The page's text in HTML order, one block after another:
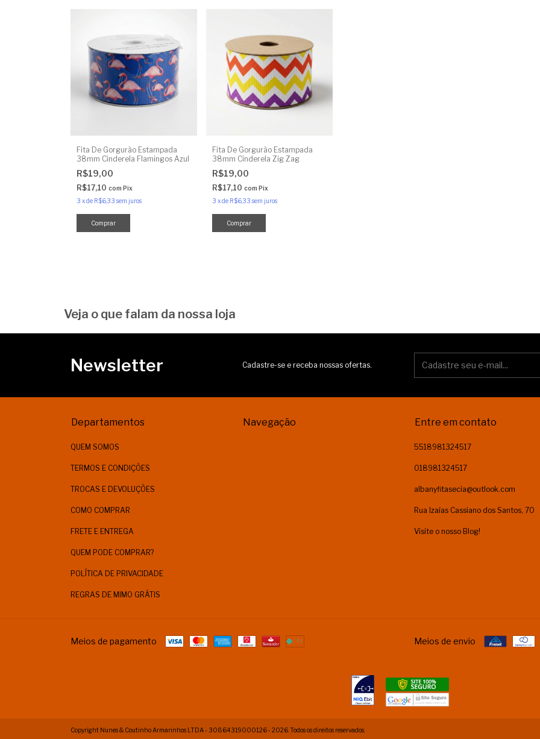
Fita De Gorgurão Estampada
38mm Cinderela Flamingos Azul
R$19,00
R$17,10 com Pix
3 xde R$6,33 sem juros
Fita De Gorgurão Estampada
38mm Cinderela Zig Zag
R$19,00
R$17,10 com Pix
3 xde R$6,33 sem juros
Veja o que falam da nossa loja
Newsletter Cadastre-se e receba nossas ofertas.
Departamentos
QUEM SOMOS
TERMOS E CONDIÇÕES
TROCAS E DEVOLUÇÕES
COMO COMPRAR
FRETE E ENTREGA
QUEM PODE COMPRAR?
POLÍTICA DE PRIVACIDADE
REGRAS DE MIMO GRÁTIS
Navegação Entre em contato
5518981324517
018981324517
albanyfitasecia@outlook.com
Rua Izaías Cassiano dos Santos, 70
Visite o nosso Blog!
Meios de pagamento Meios de envio
Copyright Nunes & Coutinho Armarinhos LTDA - 30864319000126 - 2026. Todos os direitos reservados.